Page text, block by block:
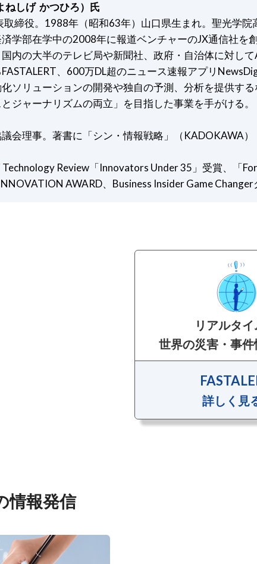
ねしげ かつひろ）氏
取締役。1988年（昭和63年）山口県生まれ。聖光学院
学部在学中の2008年に報道ベンチャーのJX通信社を
内の大半のテレビ局や新聞社、政府・自治体に対し
、600万DL超のニュース速報アプリ
ソリューションの開発や独自の予測、分析を提供す
ジャーナリズムの両立」を目指した事業を手がける。
会理事。著書に「シン・情報戦略」（KADOKAWA）
Review「Innovators Under 35」受賞、「
AWARD、Business Insider Game Changer
リアルタ
世界の災害・事
詳しく見
情報発信